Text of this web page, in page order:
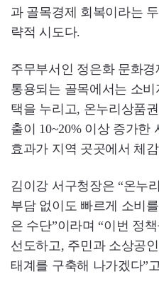
과 골목경제 회복이라는
략적 시도다.
주무부서인 정은화 문화
통용되는 골목에서는 소
택을 누리고, 온누리상품
출이 10~20% 이상 증가한
효과가 지역 곳곳에서 체
김이강 서구청장은 “온누
부담 없이도 빠르게 소비
은 수단”이라며 “이번 정
선도하고, 주민과 소상공
태계를 구축해 나가겠다”